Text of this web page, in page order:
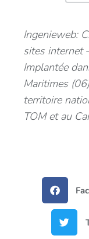
Ingenieweb:
sites internet
Implantée
Maritimes
territoire
TOM et au